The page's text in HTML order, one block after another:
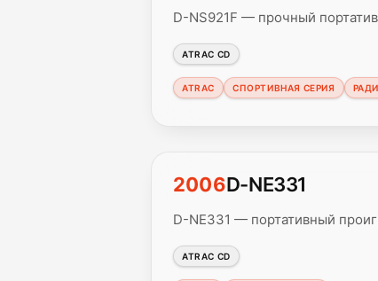
D-NS921F — прочный
ATRAC CD
ATRAC СПОРТИВНАЯ СЕРИЯ
2006D-NE331
D-NE331 — портативный
ATRAC CD